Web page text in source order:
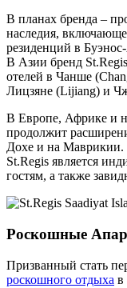
В планах бренда –
наследия,
резиденций в
В Азии бренд
отелей в Чанше
Лицзяне (Lijiang) и
В Европе, Африке и
продолжит
Дохе и на Маврикии.
St.Regis является
гостям, а также
Роскошные
Призванный стать
роскошного отдыха в